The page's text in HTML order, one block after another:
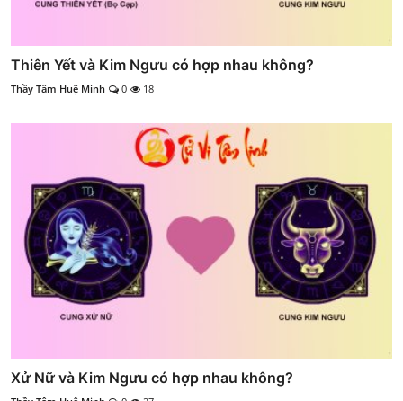
Thiên Yết và Kim Ngưu có hợp nhau không?
Thầy Tâm Huệ Minh 0 18
Xử Nữ và Kim Ngưu có hợp nhau không?